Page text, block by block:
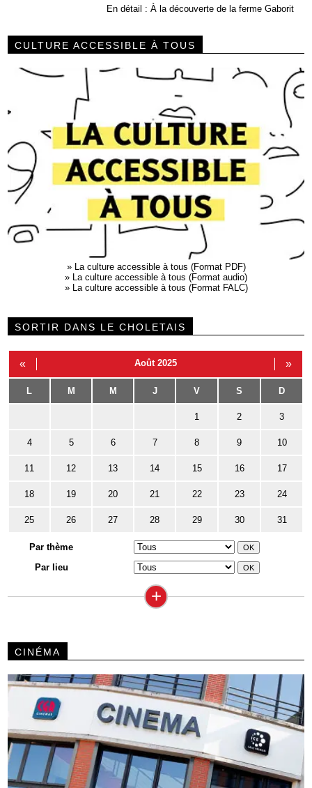
En détail : À la découverte de la ferme Gaborit
CULTURE ACCESSIBLE À TOUS
» La culture accessible à tous (Format PDF)
» La culture accessible à tous (Format audio)
» La culture accessible à tous (Format FALC)
SORTIR DANS LE CHOLETAIS
« Août 2025 »
L M M J V S D
1 2 3
4 5 6 7 8 9 10
11 12 13 14 15 16 17
18 19 20 21 22 23 24
25 26 27 28 29 30 31
Par thème
Par lieu
+
CINÉMA